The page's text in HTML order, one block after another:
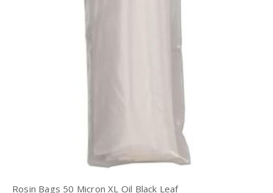
Rosin Bags 50 Micron XL Oil Black Leaf